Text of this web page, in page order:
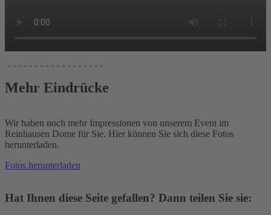
Mehr Eindrücke
Wir haben noch mehr Impressionen von unserem Event im
Reinhausen Dome für Sie. Hier können Sie sich diese Fotos
herunterladen.
Fotos herunterladen
Hat Ihnen diese Seite gefallen? Dann teilen Sie sie: